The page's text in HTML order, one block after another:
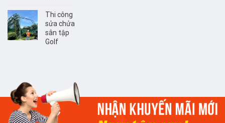
Thi công
sửa chửa
sân tập
Golf